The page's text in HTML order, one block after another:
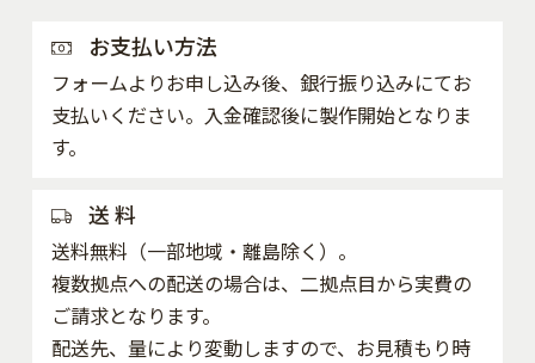
お支払い方法
フォームよりお申し込み後、銀行振り込みにてお
支払いください。入金確認後に製作開始となりま
す。
送 料
送料無料（一部地域・離島除く）。
複数拠点への配送の場合は、二拠点目から実費の
ご請求となります。
配送先、量により変動しますので、お見積もり時